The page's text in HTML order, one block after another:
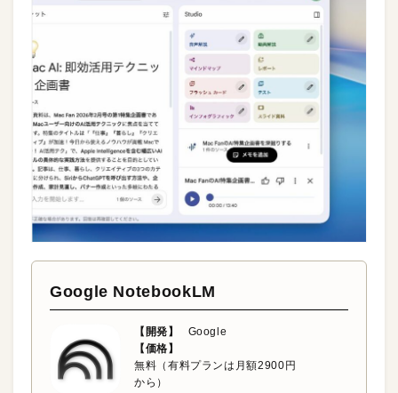
Google NotebookLM
【開発】
Google
【価格】
無料（有料プランは月額2900円
から）